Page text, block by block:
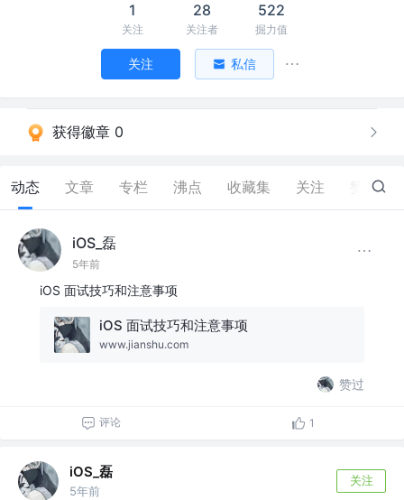
1
关注
28
关注者
522
掘力值
关注 私信
获得徽章 0
动态 文章 专栏 沸点 收藏集 关注 60
iOS_磊
5年前
iOS 面试技巧和注意事项
iOS 面试技巧和注意事项
www.jianshu.com
赞过
评论 1
iOS_磊
5年前
关注